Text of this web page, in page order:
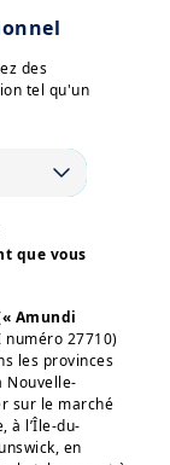
atout
via nos
ou
ainsi
à2 156
résultats
site
des
tel qu'un
que vous
Amundi
numéro 27710)
les provinces
Nouvelle-
sur le marché
à l’Île-du-
en
la Directive
articles 314-4
Elles ne
non-
locale, ni
est définie
Exchange
de 1933.